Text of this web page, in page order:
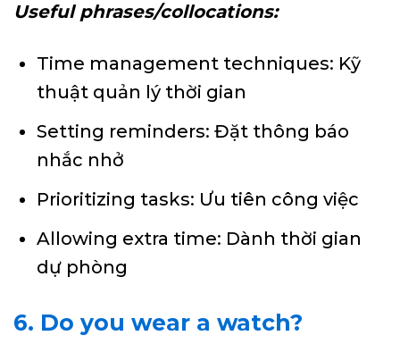
Useful phrases/collocations:
Time management techniques: Kỹ
thuật quản lý thời gian
Setting reminders: Đặt thông báo
nhắc nhở
Prioritizing tasks: Ưu tiên công việc
Allowing extra time: Dành thời gian
dự phòng
6. Do you wear a watch?